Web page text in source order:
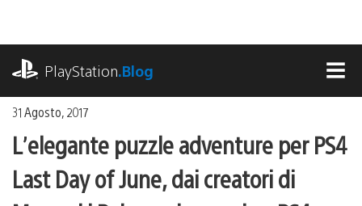
contenuto
PlayStation.Blog
31 Agosto, 2017
L’elegante puzzle adventure per PS4
Last Day of June, dai creatori di